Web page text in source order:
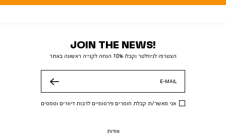
JOIN THE NEWS!
הצטרפו לניוזלטר וקבלו 10% הנחה לקנייה ראשונה באתר
E-MAIL
אני מאשר/ת קבלת חומרים פרסומיים לרבות דיוורים וסמסים
אודות